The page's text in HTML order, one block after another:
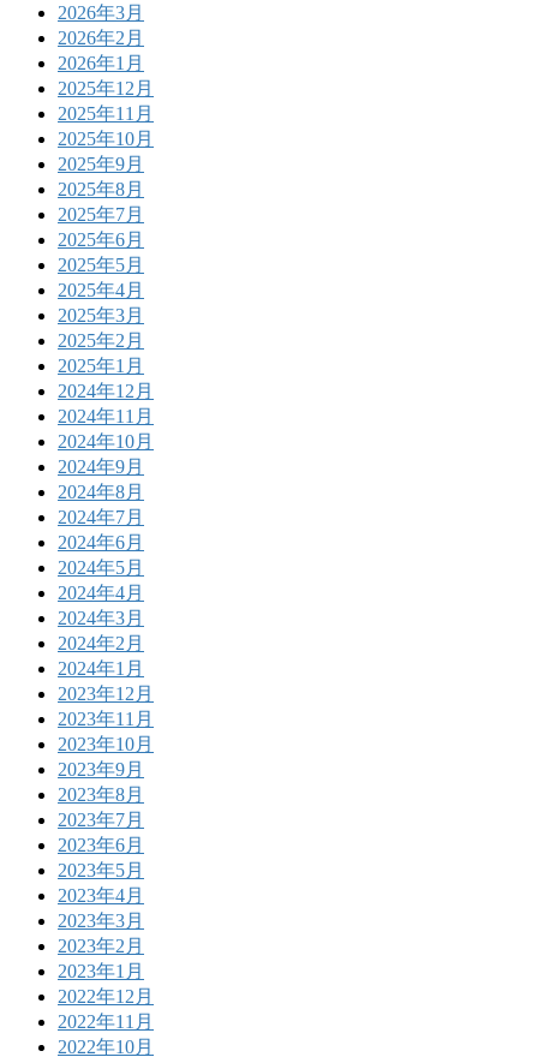
2026年3月
2026年2月
2026年1月
2025年12月
2025年11月
2025年10月
2025年9月
2025年8月
2025年7月
2025年6月
2025年5月
2025年4月
2025年3月
2025年2月
2025年1月
2024年12月
2024年11月
2024年10月
2024年9月
2024年8月
2024年7月
2024年6月
2024年5月
2024年4月
2024年3月
2024年2月
2024年1月
2023年12月
2023年11月
2023年10月
2023年9月
2023年8月
2023年7月
2023年6月
2023年5月
2023年4月
2023年3月
2023年2月
2023年1月
2022年12月
2022年11月
2022年10月